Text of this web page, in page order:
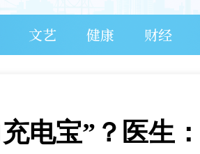
文艺 健康 财经
电宝”？医生